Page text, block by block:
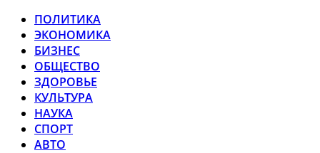
ПОЛИТИКА
ЭКОНОМИКА
БИЗНЕС
ОБЩЕСТВО
ЗДОРОВЬЕ
КУЛЬТУРА
НАУКА
СПОРТ
АВТО